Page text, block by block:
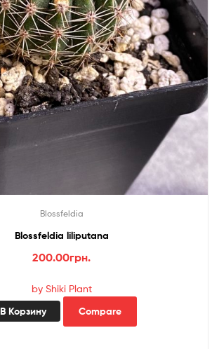
Blossfeldia
Blossfeldia liliputana
200.00грн.
by Shiki Plant
В Корзину Compare